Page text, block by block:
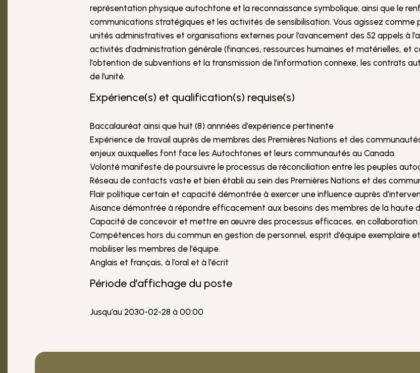
représentation physique autochtone et la reconnaissance symbolique; ainsi que le
communications stratégiques et les activités de sensibilisation. Vous agissez
unités administratives et organisations externes pour l’avancement des 52 appels à
activités d’administration générale (finances, ressources humaines et matérielles, et
l’obtention de subventions et la transmission de l’information connexe, les contrats
de l’unité.
Expérience(s) et qualification(s) requise(s)
Baccalauréat ainsi que huit (8) annnées d’expérience pertinente
Expérience de travail auprès de membres des Premières Nations et des
enjeux auxquelles font face les Autochtones et leurs communautés au Canada.
Volonté manifeste de poursuivre le processus de réconciliation entre les peuples
Réseau de contacts vaste et bien établi au sein des Premières Nations et des
Flair politique certain et capacité démontrée à exercer une influence auprès
Aisance démontrée à répondre efficacement aux besoins des membres de la haute
Capacité de concevoir et mettre en œuvre des processus efficaces, en collaboration
Compétences hors du commun en gestion de personnel, esprit d’équipe exemplaire
mobiliser les membres de l’équipe.
Anglais et français, à l’oral et à l’écrit
Période d’affichage du poste
Jusqu’au 2030-02-28 à 00:00